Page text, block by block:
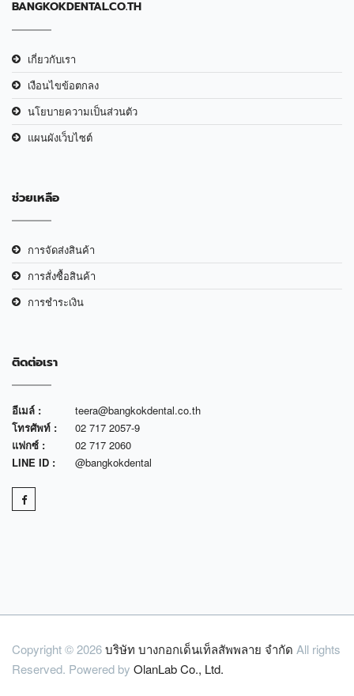
BANGKOKDENTAL.CO.TH
เกี่ยวกับเรา
เงือนไขข้อตกลง
นโยบายความเป็นส่วนตัว
แผนผังเว็บไซต์
ช่วยเหลือ
การจัดส่งสินค้า
การสั่งซื้อสินค้า
การชำระเงิน
ติดต่อเรา
อีเมล์ :
teera@bangkokdental.co.th
โทรศัพท์ :
02 717 2057-9
แฟกซ์ :
02 717 2060
LINE ID :
@bangkokdental
Copyright © 2026บริษัท บางกอกเด็นเท็ลสัพพลาย จำกัด All rights
Reserved. Powered by OlanLab Co., Ltd.